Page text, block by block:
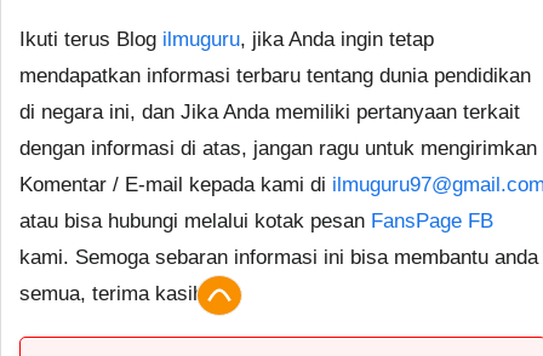
Ikuti terus Blog ilmuguru, jika Anda ingin tetap
mendapatkan informasi terbaru tentang dunia pendidikan
di negara ini, dan Jika Anda memiliki pertanyaan terkait
dengan informasi di atas, jangan ragu untuk mengirimkan
Komentar / E-mail kepada kami di
atau bisa hubungi melalui kotak pesan FansPage FB
kami. Semoga sebaran informasi ini bisa membantu anda
semua, terima kasih.